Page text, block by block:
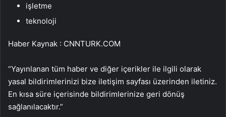
işletme
teknoloji
Haber Kaynak : CNNTURK.COM
“Yayınlanan tüm haber ve diğer içerikler ile ilgili olarak
yasal bildirimlerinizi bize iletişim sayfası üzerinden iletiniz.
En kısa süre içerisinde bildirimlerinize geri dönüş
sağlanılacaktır.”